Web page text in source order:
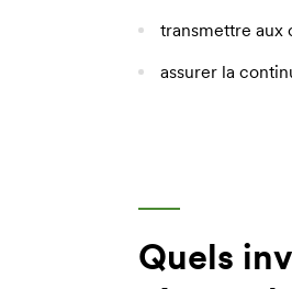
transmettre aux
assurer la
Quels